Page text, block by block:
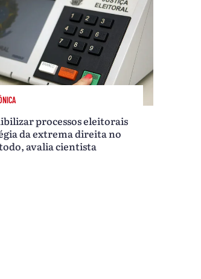
processos eleitorais
da extrema direita no
avalia cientista